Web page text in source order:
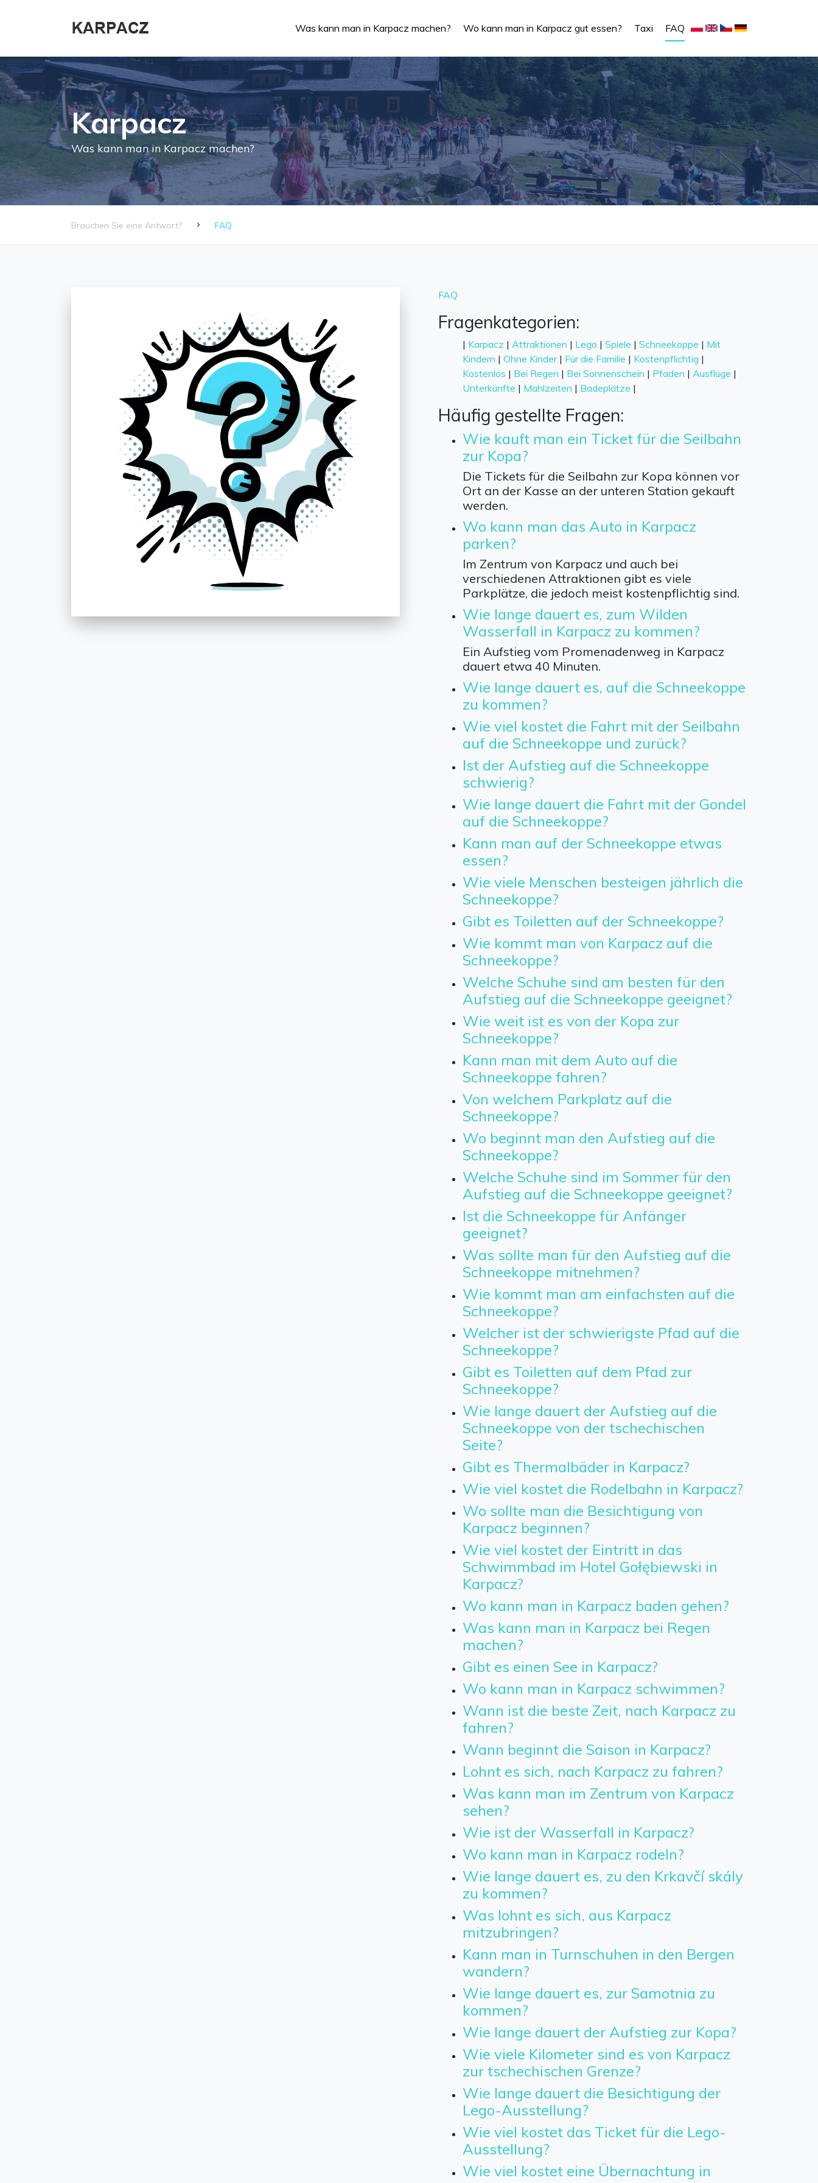
Was kann man in Karpacz machen? Wo kann man in Karpacz gut essen? Taxi FAQ
Karpacz
Was kann man in Karpacz machen?
Brauchen Sie eine Antwort? FAQ
FAQ
Fragenkategorien:
| Karpacz | Attraktionen | Lego | Spiele | Schneekoppe | Mit
Kindern | Ohne Kinder| Für die Familie | Kostenpflichtig |
Kostenlos | Bei Regen | Bei Sonnenschein | Pfaden | Ausflüge |
Unterkünfte | Mahlzeiten | Badeplätze |
Häufig gestellte Fragen:
Wie kauft man ein Ticket für die Seilbahn
zur Kopa?
Die Tickets für die Seilbahn zur Kopa können vor
Ort an der Kasse an der unteren Station gekauft
werden.
Wo kann man das Auto in Karpacz
parken?
Im Zentrum von Karpacz und auch bei
verschiedenen Attraktionen gibt es viele
Parkplätze, die jedoch meist kostenpflichtig sind.
Wie lange dauert es, zum Wilden
Wasserfall in Karpacz zu kommen?
Ein Aufstieg vom Promenadenweg in Karpacz
dauert etwa 40 Minuten.
Wie lange dauert es, auf die Schneekoppe
zu kommen?
Wie viel kostet die Fahrt mit der Seilbahn
auf die Schneekoppe und zurück?
Ist der Aufstieg auf die Schneekoppe
schwierig?
Wie lange dauert die Fahrt mit der Gondel
auf die Schneekoppe?
Kann man auf der Schneekoppe etwas
essen?
Wie viele Menschen besteigen jährlich die
Schneekoppe?
Gibt es Toiletten auf der Schneekoppe?
Wie kommt man von Karpacz auf die
Schneekoppe?
Welche Schuhe sind am besten für den
Aufstieg auf die Schneekoppe geeignet?
Wie weit ist es von der Kopa zur
Schneekoppe?
Kann man mit dem Auto auf die
Schneekoppe fahren?
Von welchem Parkplatz auf die
Schneekoppe?
Wo beginnt man den Aufstieg auf die
Schneekoppe?
Welche Schuhe sind im Sommer für den
Aufstieg auf die Schneekoppe geeignet?
Ist die Schneekoppe für Anfänger
geeignet?
Was sollte man für den Aufstieg auf die
Schneekoppe mitnehmen?
Wie kommt man am einfachsten auf die
Schneekoppe?
Welcher ist der schwierigste Pfad auf die
Schneekoppe?
Gibt es Toiletten auf dem Pfad zur
Schneekoppe?
Wie lange dauert der Aufstieg auf die
Schneekoppe von der tschechischen
Seite?
Gibt es Thermalbäder in Karpacz?
Wie viel kostet die Rodelbahn in Karpacz?
Wo sollte man die Besichtigung von
Karpacz beginnen?
Wie viel kostet der Eintritt in das
Schwimmbad im Hotel Gołębiewski in
Karpacz?
Wo kann man in Karpacz baden gehen?
Was kann man in Karpacz bei Regen
machen?
Gibt es einen See in Karpacz?
Wo kann man in Karpacz schwimmen?
Wann ist die beste Zeit, nach Karpacz zu
fahren?
Wann beginnt die Saison in Karpacz?
Lohnt es sich, nach Karpacz zu fahren?
Was kann man im Zentrum von Karpacz
sehen?
Wie ist der Wasserfall in Karpacz?
Wo kann man in Karpacz rodeln?
Wie lange dauert es, zu den Krkavčí skály
zu kommen?
Was lohnt es sich, aus Karpacz
mitzubringen?
Kann man in Turnschuhen in den Bergen
wandern?
Wie lange dauert es, zur Samotnia zu
kommen?
Wie lange dauert der Aufstieg zur Kopa?
Wie viele Kilometer sind es von Karpacz
zur tschechischen Grenze?
Wie lange dauert die Besichtigung der
Lego-Ausstellung?
Wie viel kostet das Ticket für die Lego-
Ausstellung?
Wie viel kostet eine Übernachtung in